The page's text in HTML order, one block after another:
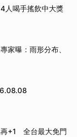
人喝手搖飲中大獎
家曝：雨形分布、
再+1 全台最大免門